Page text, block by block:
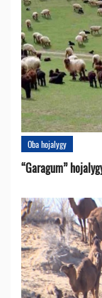
Oba hojalygy
“Garagum”